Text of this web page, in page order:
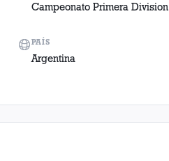
Campeonato Primera Division
PAÍS
Argentina